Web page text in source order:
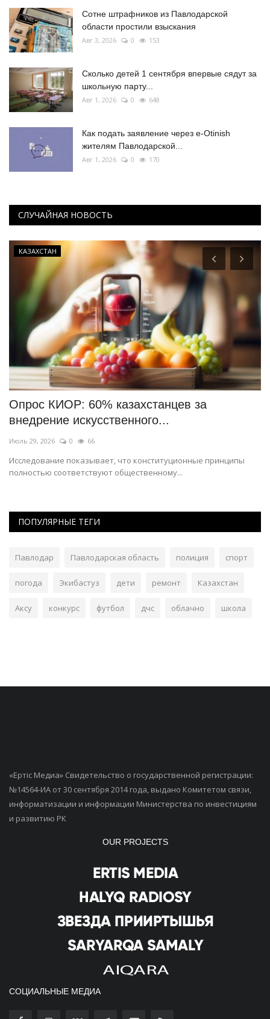
Сотне штрафников из Павлодарской
области простили взыскания
Авг 3, 2026 0 153
Сколько детей 1 сентября впервые сядут за
школьную парту...
Авг 1, 2026 0 648
Как подать заявление через e-Otinish
жителям Павлодарской...
Авг 1, 2026 0 170
СЛУЧАЙНАЯ НОВОСТЬ
КАЗАХСТАН
Опрос КИОР: 60% казахстанцев за
внедрение искусственного...
Июль 29, 2026 0 66
Исследование показывает, что конституционные принципы
полностью соответствуют общественному...
ПОПУЛЯРНЫЕ ТЕГИ
Павлодар Павлодарская область полиция спорт
погода Экибастуз дети ремонт Казахстан
Аксу конкурс футбол дчс облачно школа
«Ертiс Медиа» Свидетельство о государственной регистрации:
№14564-ИА от 30 сентября 2014 года, выдано Комитетом связи,
информатизации и информации Министерства по инвестициям
и развитию РК
OUR PROJECTS
СОЦИАЛЬНЫЕ МЕДИА